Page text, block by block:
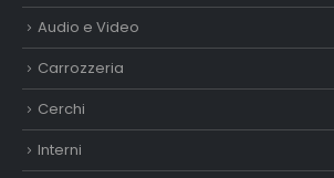
Audio e Video
Carrozzeria
Cerchi
Interni